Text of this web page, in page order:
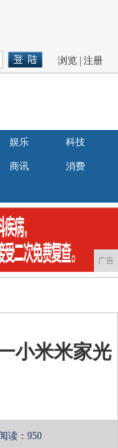
浏览 |注册
娱乐 科技
商讯 消费
广告
小米米家光
阅读：950